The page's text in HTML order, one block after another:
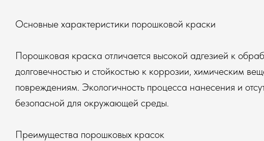
Основные характеристики порошковой краски
Порошковая краска отличается высокой адгезией к
долговечностью и стойкостью к коррозии, химическим
повреждениям. Экологичность процесса нанесения и
безопасной для окружающей среды.
Преимущества порошковых красок